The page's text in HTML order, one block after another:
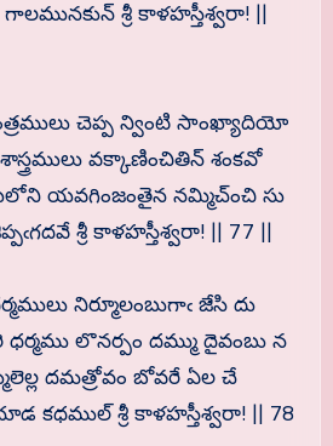
శ్రీ కాళహస్తీశ్వరా! ||
చెప్ప న్వింటి సాంఖ్యాదియో
వక్కాణించితిన్ శంకవో
యవగింజంతైన నమ్మిచ్ంచి సు
శ్రీ కాళహస్తీశ్వరా! || 77 ||
నిర్మూలంబుగాఁ జేసి దు
ధర్మము లొనర్పం దమ్ము దైవంబు న
దమత్రోవం బోవరే ఏల చే
కధముల్ శ్రీ కాళహస్తీశ్వరా! || 78